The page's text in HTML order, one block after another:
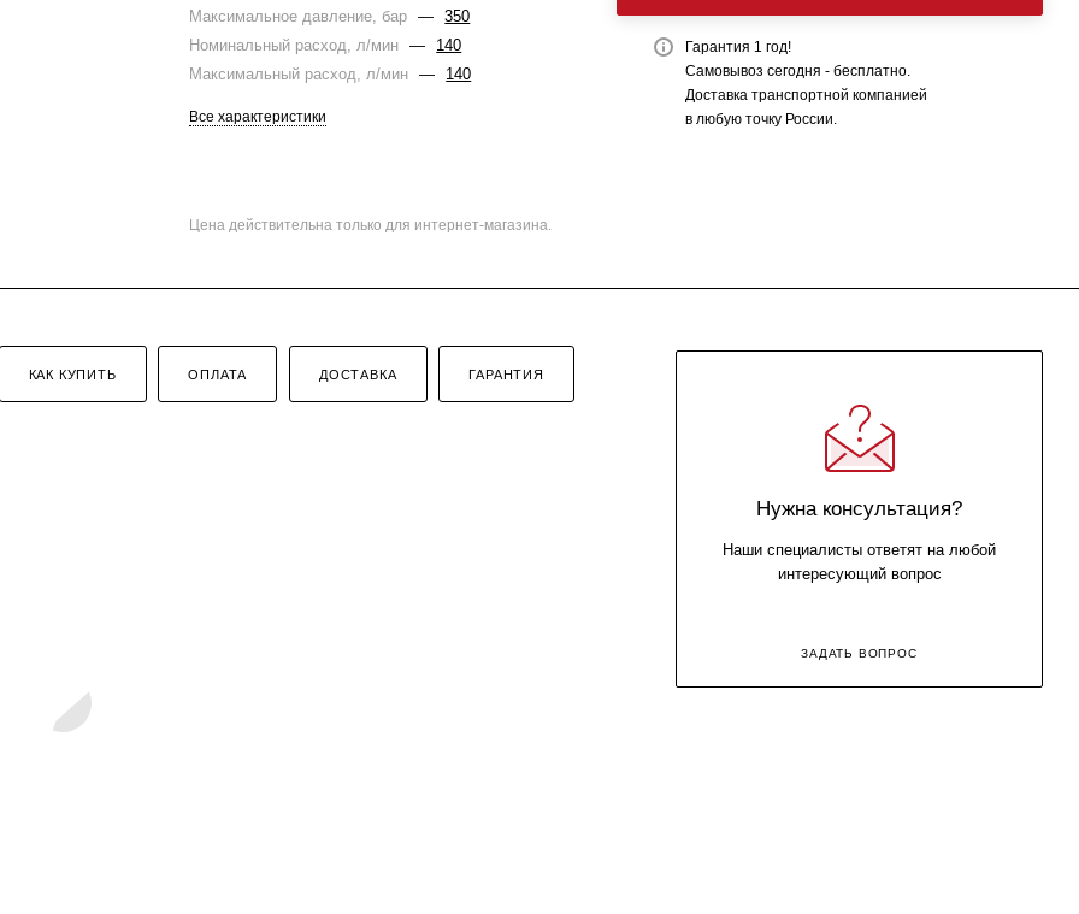
Максимальное давление, бар
—
350
Номинальный расход, л/мин
—
140
Максимальный расход, л/мин
— 140
Все характеристики
Гарантия 1 год!
Самовывоз сегодня - бесплатно.
Доставка транспортной компанией
в любую точку России.
Цена действительна только для интернет-магазина.
КАК КУПИТЬ ОПЛАТА ДОСТАВКА ГАРАНТИЯ
Нужна консультация?
Наши специалисты ответят на любой
интересующий вопрос
ЗАДАТЬ ВОПРОС